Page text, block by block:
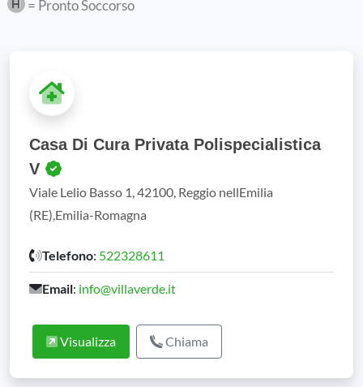
= Pronto Soccorso
Casa Di Cura Privata Polispecialistica
V
Viale Lelio Basso 1, 42100, Reggio nellEmilia
(RE),Emilia-Romagna
Telefono: 522328611
Email: info@villaverde.it
Visualizza Chiama